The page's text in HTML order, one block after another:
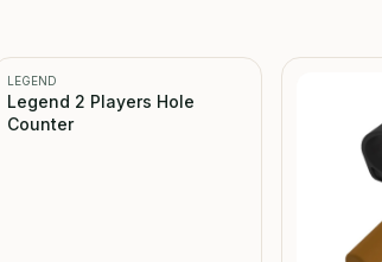
LEGEND
Legend 2 Players Hole
Counter